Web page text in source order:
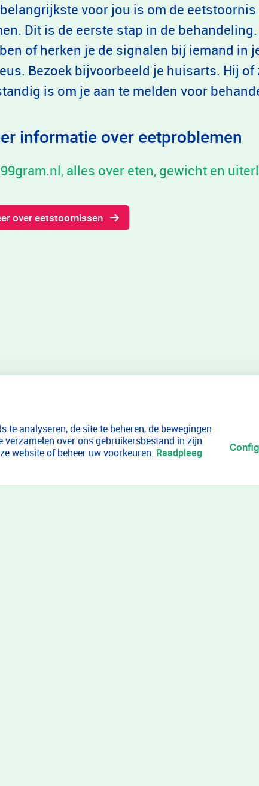
voor jou is om de
Dit is de eerste stap in de
of herken je de signalen bij iemand in
Bezoek bijvoorbeeld je huisarts. Hij
is om je aan te melden voor
informatie over eetproblemen
99gram.nl, alles over eten, gewicht en
over eetstoornissen
analyseren, de site te beheren, de bewegingen
over ons gebruikersbestand in zijn
website of beheer uw voorkeuren. Raadpleeg